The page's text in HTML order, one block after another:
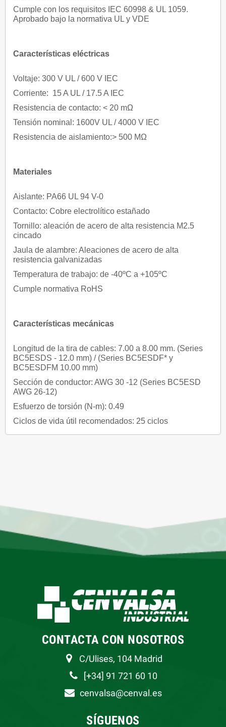
Cumple con los requisitos IEC 60998 & UL 1059.
Aprobado bajo la normativa UL y VDE
Características eléctricas
Voltaje: 300 V UL / 600 V IEC
Corriente: 15 A UL / 17.5 A IEC
Resistencia de contacto: < 20 mΩ
Tensión nominal: 1600V UL / 4000 V IEC
Resistencia de aislamiento:> 500 MΩ
Materiales
Aislante: PA66 UL 94 V-0
Contacto: Cobre electrolítico estañado
Tornillo: aleación de acero de alta resistencia M2.5
cincado
Jaula de alambre: Aleaciones de acero de alta
resistencia galvanizadas
Temperatura de trabajo: de -40ºC a +105ºC
Cumple normativa RoHS
Características mecánicas
Longitud de la tira de cables: 7.00 a 8.00 mm. (Series
BC5ESDS - 12.0 mm) / (Series BC5ESDF* y
BC5ESDFM 10.00 mm)
Sección de conductor: AWG 30 -12 (Series BC5ESD
AWG 26-12)
Esfuerzo de torsión (N-m): 0.49
Ciclos de vida útil recomendados: 25 ciclos
CONTACTA CON NOSOTROS
C/Ulises, 104 Madrid
[+34] 91 721 60 10
cenvalsa@cenval.es
SÍGUENOS